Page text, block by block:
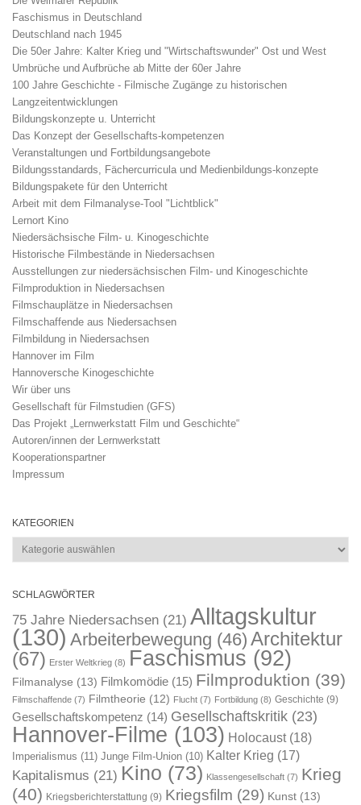
Faschismus in Deutschland
Deutschland nach 1945
Die 50er Jahre: Kalter Krieg und "Wirtschaftswunder" Ost und West
Umbrüche und Aufbrüche ab Mitte der 60er Jahre
100 Jahre Geschichte - Filmische Zugänge zu historischen
Langzeitentwicklungen
Bildungskonzepte u. Unterricht
Das Konzept der Gesellschafts-kompetenzen
Veranstaltungen und Fortbildungsangebote
Bildungsstandards, Fächercurricula und Medienbildungs-konzepte
Bildungspakete für den Unterricht
Arbeit mit dem Filmanalyse-Tool "Lichtblick"
Lernort Kino
Niedersächsische Film- u. Kinogeschichte
Historische Filmbestände in Niedersachsen
Ausstellungen zur niedersächsischen Film- und Kinogeschichte
Filmproduktion in Niedersachsen
Filmschauplätze in Niedersachsen
Filmschaffende aus Niedersachsen
Filmbildung in Niedersachsen
Hannover im Film
Hannoversche Kinogeschichte
Wir über uns
Gesellschaft für Filmstudien (GFS)
Das Projekt „Lernwerkstatt Film und Geschichte“
Autoren/innen der Lernwerkstatt
Kooperationspartner
Impressum
KATEGORIEN
Kategorien
SCHLAGWÖRTER
75 Jahre Niedersachsen (21) Alltagskultur
(130) Arbeiterbewegung (46) Architektur
(67) Erster Weltkrieg (8) Faschismus (92)
Filmanalyse (13) Filmkomödie (15) Filmproduktion (39)
Filmschaffende (7) Filmtheorie (12) Flucht (7) Fortbildung (8) Geschichte (9)
Gesellschaftskompetenz (14) Gesellschaftskritik (23)
Hannover-Filme (103) Holocaust(18)
Imperialismus (11) Junge Film-Union (10) Kalter Krieg (17)
Kapitalismus (21) Kino (73) Klassengesellschaft (7) Krieg
(40) Kriegsberichterstattung (9) Kriegsfilm (29) Kunst (13)